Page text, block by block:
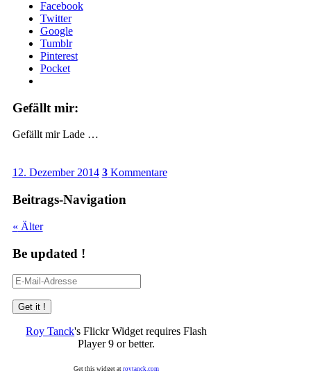
Facebook
Twitter
Google
Tumblr
Pinterest
Pocket
Gefällt mir:
Gefällt mir Lade …
12. Dezember 2014 3Kommentare
Beitrags-Navigation
« Älter
Be updated !
E-
Mail-
Adresse
Roy Tanck's Flickr Widget requires Flash
Player 9 or better.
Get this widget atroytanck.com